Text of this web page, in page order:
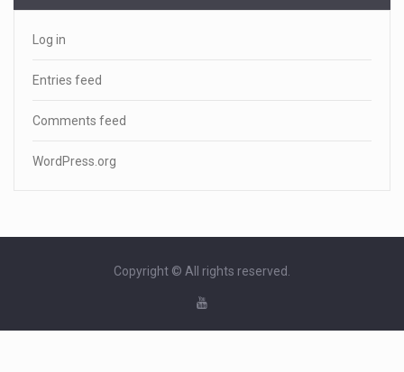
Log in
Entries feed
Comments feed
WordPress.org
Copyright © All rights reserved.